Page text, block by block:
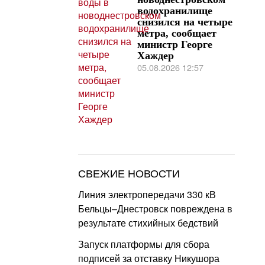
водохранилище
снизился на четыре
метра, сообщает
министр Георге
Хаждер
05.08.2026 12:57
СВЕЖИЕ НОВОСТИ
Линия электропередачи 330 кВ
Бельцы–Днестровск повреждена в
результате стихийных бедствий
Запуск платформы для сбора
подписей за отставку Никушора